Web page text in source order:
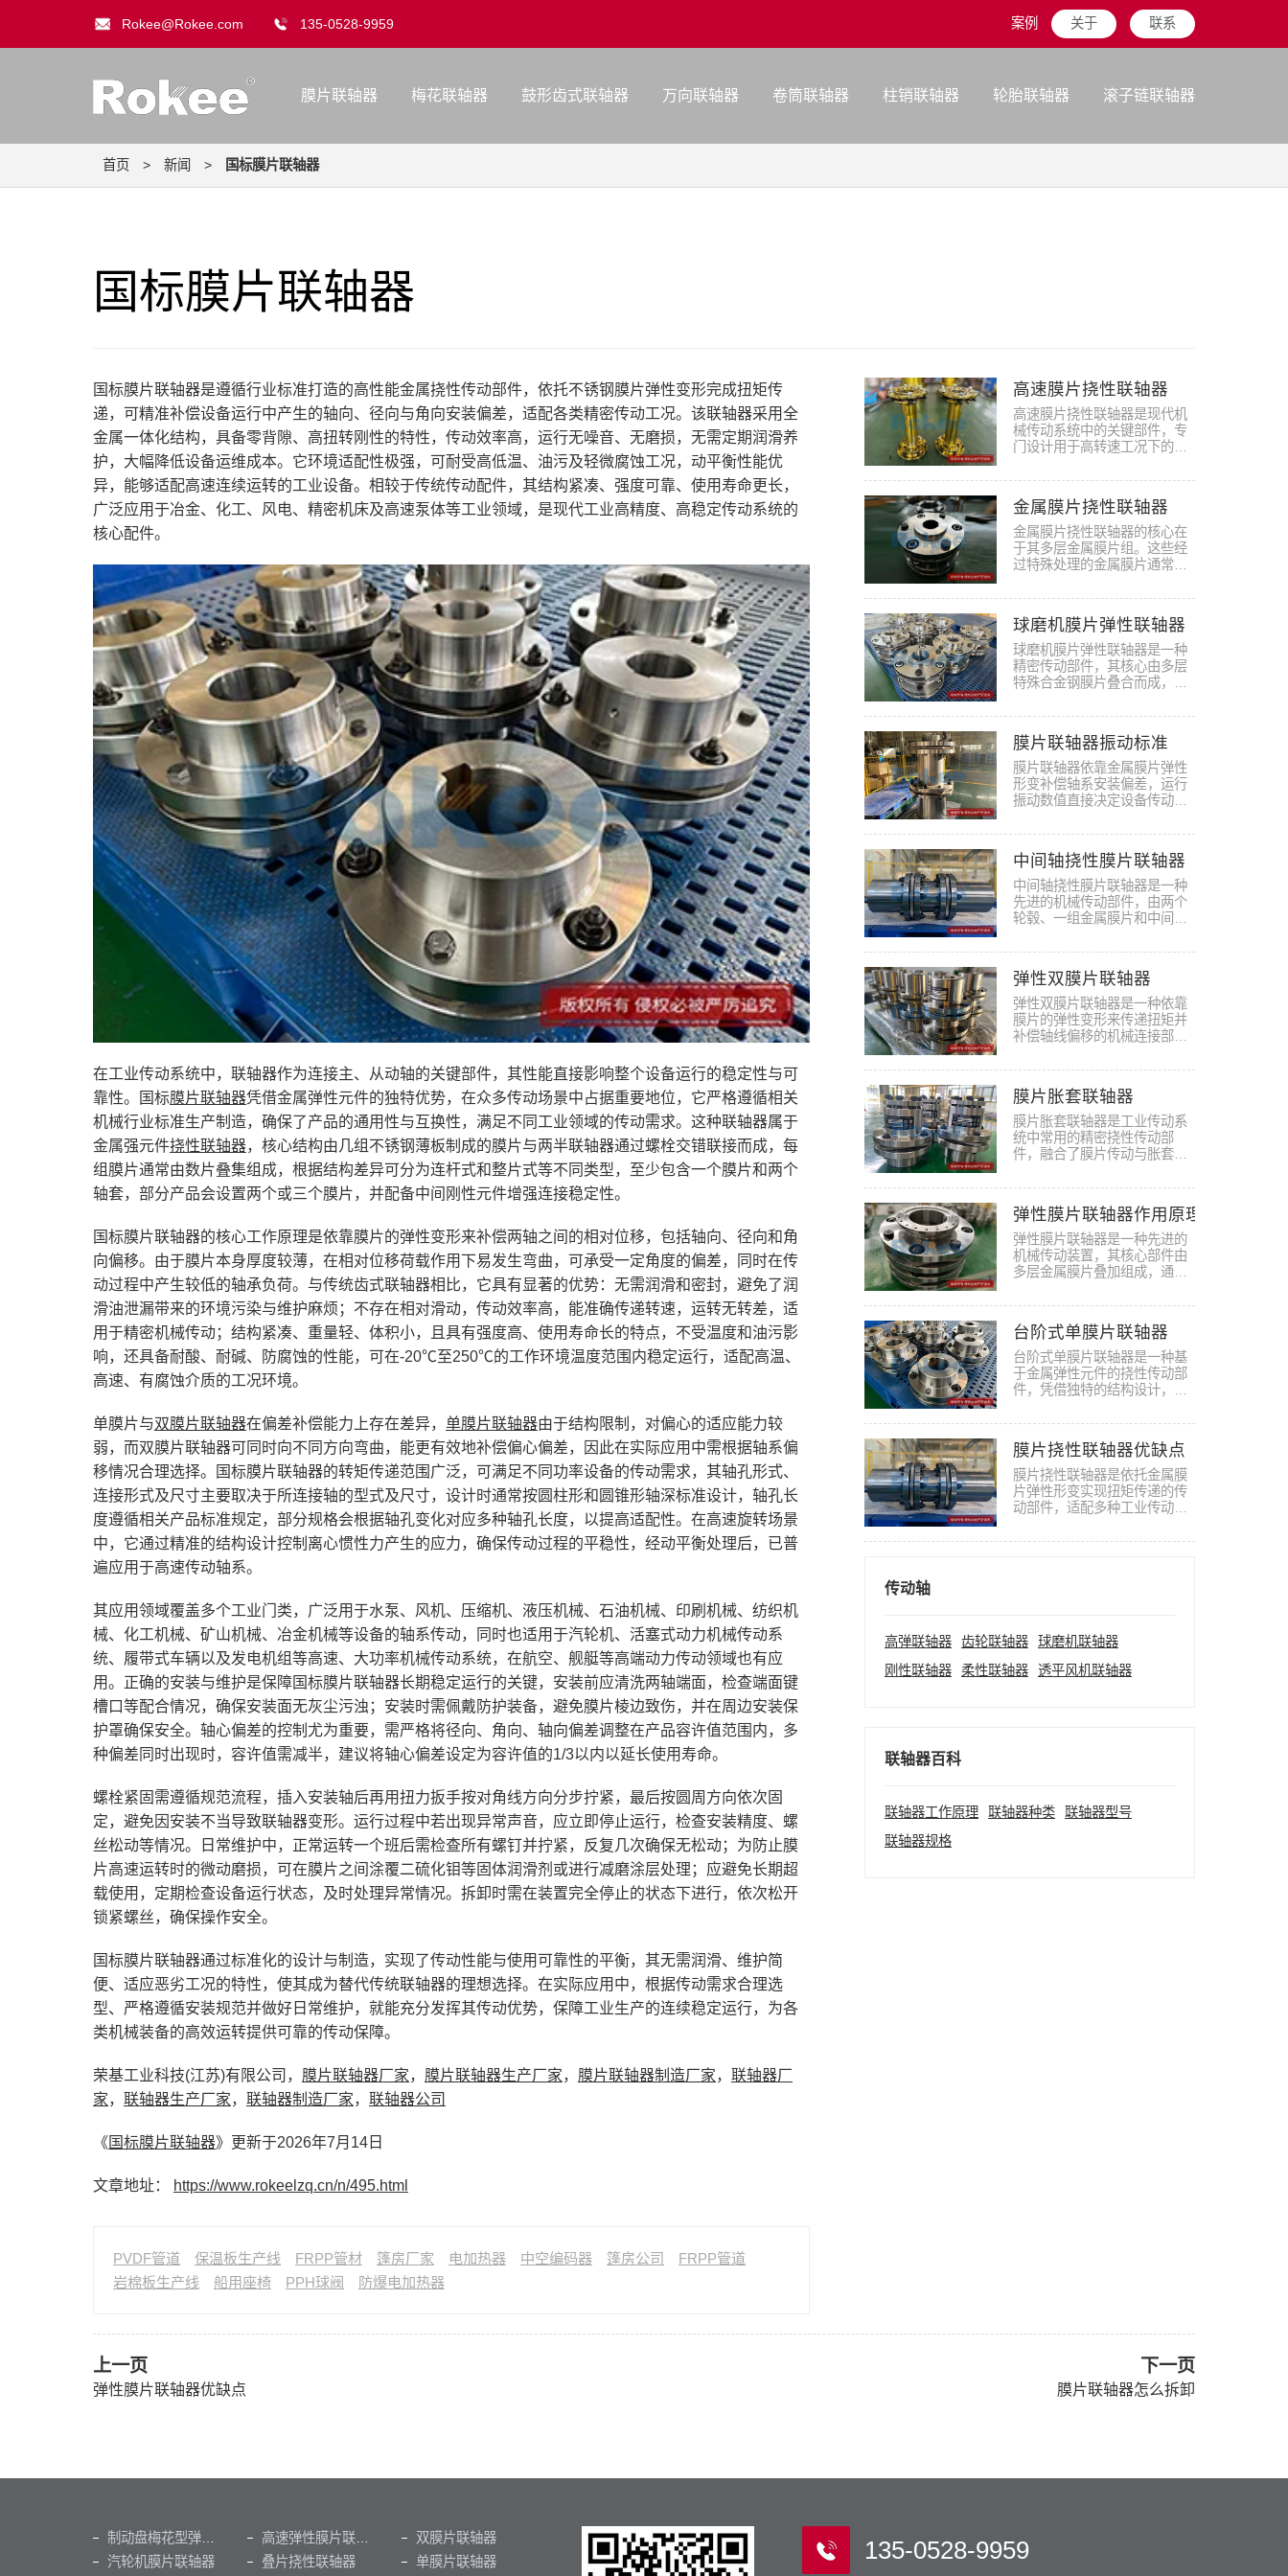
Rokee@Rokee.com 135-0528-9959 案例 关于 联系
膜片联轴器 梅花联轴器 鼓形齿式联轴器 万向联轴器 卷筒联轴器 柱销联轴器 轮胎联轴器 滚子链联轴器
首页 > 新闻 > 国标膜片联轴器
国标膜片联轴器
国标膜片联轴器是遵循行业标准打造的高性能金属挠性传动部件，依托不锈钢膜片弹性变形完成扭矩传
递，可精准补偿设备运行中产生的轴向、径向与角向安装偏差，适配各类精密传动工况。该联轴器采用全
金属一体化结构，具备零背隙、高扭转刚性的特性，传动效率高，运行无噪音、无磨损，无需定期润滑养
护，大幅降低设备运维成本。它环境适配性极强，可耐受高低温、油污及轻微腐蚀工况，动平衡性能优
异，能够适配高速连续运转的工业设备。相较于传统传动配件，其结构紧凑、强度可靠、使用寿命更长，
广泛应用于冶金、化工、风电、精密机床及高速泵体等工业领域，是现代工业高精度、高稳定传动系统的
核心配件。
在工业传动系统中，联轴器作为连接主、从动轴的关键部件，其性能直接影响整个设备运行的稳定性与可
靠性。国标膜片联轴器凭借金属弹性元件的独特优势，在众多传动场景中占据重要地位，它严格遵循相关
机械行业标准生产制造，确保了产品的通用性与互换性，满足不同工业领域的传动需求。这种联轴器属于
金属强元件挠性联轴器，核心结构由几组不锈钢薄板制成的膜片与两半联轴器通过螺栓交错联接而成，每
组膜片通常由数片叠集组成，根据结构差异可分为连杆式和整片式等不同类型，至少包含一个膜片和两个
轴套，部分产品会设置两个或三个膜片，并配备中间刚性元件增强连接稳定性。
国标膜片联轴器的核心工作原理是依靠膜片的弹性变形来补偿两轴之间的相对位移，包括轴向、径向和角
向偏移。由于膜片本身厚度较薄，在相对位移荷载作用下易发生弯曲，可承受一定角度的偏差，同时在传
动过程中产生较低的轴承负荷。与传统齿式联轴器相比，它具有显著的优势：无需润滑和密封，避免了润
滑油泄漏带来的环境污染与维护麻烦；不存在相对滑动，传动效率高，能准确传递转速，运转无转差，适
用于精密机械传动；结构紧凑、重量轻、体积小，且具有强度高、使用寿命长的特点，不受温度和油污影
响，还具备耐酸、耐碱、防腐蚀的性能，可在-20℃至250℃的工作环境温度范围内稳定运行，适配高温、
高速、有腐蚀介质的工况环境。
单膜片与双膜片联轴器在偏差补偿能力上存在差异， 单膜片联轴器由于结构限制，对偏心的适应能力较
弱，而双膜片联轴器可同时向不同方向弯曲，能更有效地补偿偏心偏差，因此在实际应用中需根据轴系偏
移情况合理选择。国标膜片联轴器的转矩传递范围广泛，可满足不同功率设备的传动需求，其轴孔形式、
连接形式及尺寸主要取决于所连接轴的型式及尺寸，设计时通常按圆柱形和圆锥形轴深标准设计，轴孔长
度遵循相关产品标准规定，部分规格会根据轴孔变化对应多种轴孔长度，以提高适配性。在高速旋转场景
中，它通过精准的结构设计控制离心惯性力产生的应力，确保传动过程的平稳性，经动平衡处理后，已普
遍应用于高速传动轴系。
其应用领域覆盖多个工业门类，广泛用于水泵、风机、压缩机、液压机械、石油机械、印刷机械、纺织机
械、化工机械、矿山机械、冶金机械等设备的轴系传动，同时也适用于汽轮机、活塞式动力机械传动系
统、履带式车辆以及发电机组等高速、大功率机械传动系统，在航空、舰艇等高端动力传动领域也有应
用。正确的安装与维护是保障国标膜片联轴器长期稳定运行的关键，安装前应清洗两轴端面，检查端面键
槽口等配合情况，确保安装面无灰尘污浊；安装时需佩戴防护装备，避免膜片棱边致伤，并在周边安装保
护罩确保安全。轴心偏差的控制尤为重要，需严格将径向、角向、轴向偏差调整在产品容许值范围内，多
种偏差同时出现时，容许值需减半，建议将轴心偏差设定为容许值的1/3以内以延长使用寿命。
螺栓紧固需遵循规范流程，插入安装轴后再用扭力扳手按对角线方向分步拧紧，最后按圆周方向依次固
定，避免因安装不当导致联轴器变形。运行过程中若出现异常声音，应立即停止运行，检查安装精度、螺
丝松动等情况。日常维护中，正常运转一个班后需检查所有螺钉并拧紧，反复几次确保无松动；为防止膜
片高速运转时的微动磨损，可在膜片之间涂覆二硫化钼等固体润滑剂或进行减磨涂层处理；应避免长期超
载使用，定期检查设备运行状态，及时处理异常情况。拆卸时需在装置完全停止的状态下进行，依次松开
锁紧螺丝，确保操作安全。
国标膜片联轴器通过标准化的设计与制造，实现了传动性能与使用可靠性的平衡，其无需润滑、维护简
便、适应恶劣工况的特性，使其成为替代传统联轴器的理想选择。在实际应用中，根据传动需求合理选
型、严格遵循安装规范并做好日常维护，就能充分发挥其传动优势，保障工业生产的连续稳定运行，为各
类机械装备的高效运转提供可靠的传动保障。
荣基工业科技(江苏)有限公司， 膜片联轴器厂家， 膜片联轴器生产厂家， 膜片联轴器制造厂家， 联轴器厂
家， 联轴器生产厂家， 联轴器制造厂家， 联轴器公司
《 国标膜片联轴器》更新于2026年7月14日
文章地址： https://www.rokeelzq.cn/n/495.html
PVDF管道 保温板生产线 FRPP管材 篷房厂家 电加热器 中空编码器 篷房公司
FRPP管道
岩棉板生产线
船用座椅 PPH球阀 防爆电加热器
高速膜片挠性联轴器
高速膜片挠性联轴器是现代机
械传动系统中的关键部件，专
门设计用于高转速工况下的动
金属膜片挠性联轴器
金属膜片挠性联轴器的核心在
于其多层金属膜片组。这些经
过特殊处理的金属膜片通常采
球磨机膜片弹性联轴器
球磨机膜片弹性联轴器是一种
精密传动部件，其核心由多层
特殊合金钢膜片叠合而成，通
膜片联轴器振动标准
膜片联轴器依靠金属膜片弹性
形变补偿轴系安装偏差，运行
振动数值直接决定设备传动稳
中间轴挠性膜片联轴器
中间轴挠性膜片联轴器是一种
先进的机械传动部件，由两个
轮毂、一组金属膜片和中间轴
弹性双膜片联轴器
弹性双膜片联轴器是一种依靠
膜片的弹性变形来传递扭矩并
补偿轴线偏移的机械连接部
膜片胀套联轴器
膜片胀套联轴器是工业传动系
统中常用的精密挠性传动部
件，融合了膜片传动与胀套连
弹性膜片联轴器作用原理
弹性膜片联轴器是一种先进的
机械传动装置，其核心部件由
多层金属膜片叠加组成，通过
台阶式单膜片联轴器
台阶式单膜片联轴器是一种基
于金属弹性元件的挠性传动部
件，凭借独特的结构设计，在
膜片挠性联轴器优缺点
膜片挠性联轴器是依托金属膜
片弹性形变实现扭矩传递的传
动部件，适配多种工业传动场
传动轴
高弹联轴器 齿轮联轴器
球磨机联轴器
刚性联轴器
柔性联轴器 透平风机联轴器
联轴器百科
联轴器工作原理 联轴器种类
联轴器型号
联轴器规格
上一页
弹性膜片联轴器优缺点
下一页
膜片联轴器怎么拆卸
双膜片联轴器
汽轮机膜片联轴器
叠片挠性联轴器 单膜片联轴器 135-0528-9959